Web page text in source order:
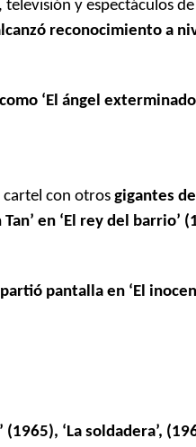
y espectáculos
reconocimiento a
‘El ángel
cartel con otros gigantes
en ‘El rey del barrio’
pantalla en ‘El
‘La soldadera’,